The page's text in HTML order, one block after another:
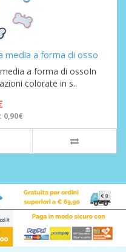
media a forma di osso
a forma di ossoIn
colorate in s..